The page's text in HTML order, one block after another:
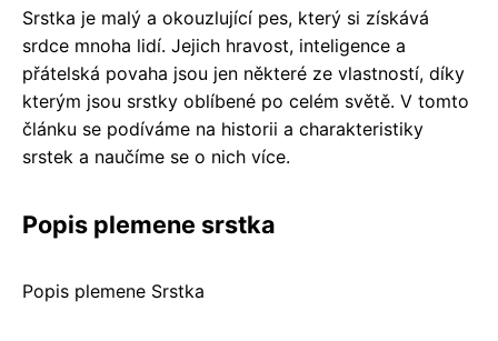
Srstka je malý a okouzlující pes, který si získává
srdce mnoha lidí. Jejich hravost, inteligence a
přátelská povaha jsou jen některé ze vlastností, díky
kterým jsou srstky oblíbené po celém světě. V tomto
článku se podíváme na historii a charakteristiky
srstek a naučíme se o nich více.
Popis plemene srstka
Popis plemene Srstka